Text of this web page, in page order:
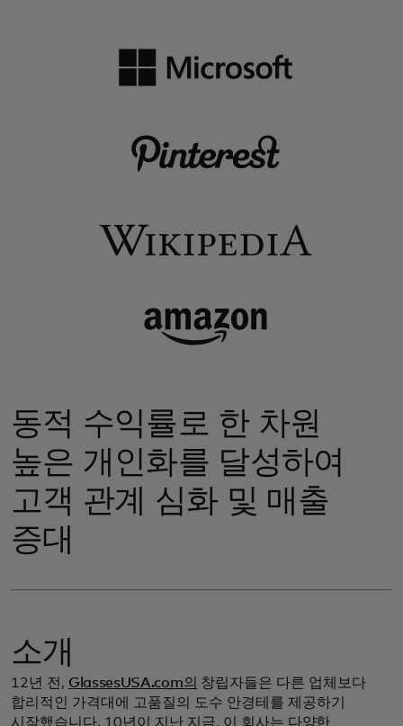
동적 수익률로 한 차원
높은 개인화를 달성하여
고객 관계 심화 및 매출
증대
소개
12년 전, GlassesUSA.com의 창립자들은 다른 업체보다
합리적인 가격대에 고품질의 도수 안경테를 제공하기
시작했습니다. 10년이 지난 지금, 이 회사는 다양한